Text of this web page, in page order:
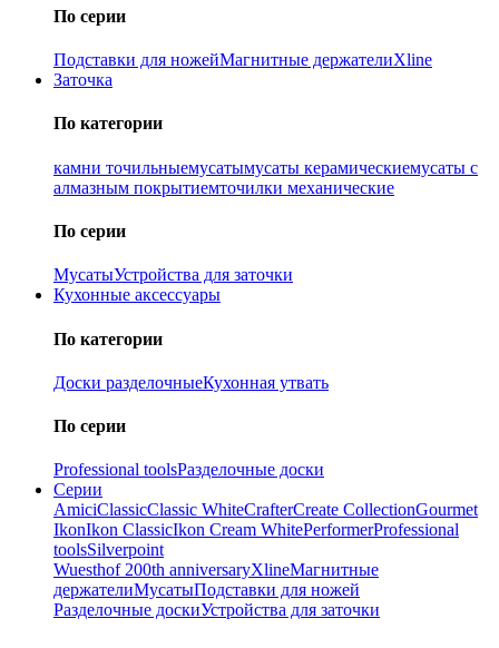
По серии
Подставки для ножейМагнитные держателиXline
Заточка
По категории
камни точильныемусатымусаты керамическиемусаты с
алмазным покрытиемточилки механические
По серии
МусатыУстройства для заточки
Кухонные аксессуары
По категории
Доски разделочныеКухонная утвать
По серии
Professional toolsРазделочные доски
Серии
AmiciClassicClassic WhiteCrafterCreate CollectionGourmet
IkonIkon ClassiсIkon Cream WhitePerformerProfessional
toolsSilverpoint
Wuesthof 200th anniversaryXlineМагнитные
держателиМусатыПодставки для ножей
Разделочные доскиУстройства для заточки